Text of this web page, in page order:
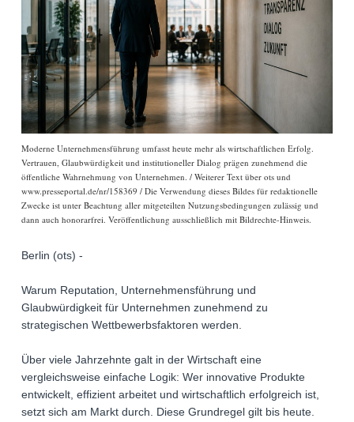
Moderne Unternehmensführung umfasst heute mehr als wirtschaftlichen Erfolg.
Vertrauen, Glaubwürdigkeit und institutioneller Dialog prägen zunehmend die
öffentliche Wahrnehmung von Unternehmen. / Weiterer Text über ots und
www.presseportal.de/nr/158369 / Die Verwendung dieses Bildes für redaktionelle
Zwecke ist unter Beachtung aller mitgeteilten Nutzungsbedingungen zulässig und
dann auch honorarfrei. Veröffentlichung ausschließlich mit Bildrechte-Hinweis.
Berlin (ots) -
Warum Reputation, Unternehmensführung und
Glaubwürdigkeit für Unternehmen zunehmend zu
strategischen Wettbewerbsfaktoren werden.
Über viele Jahrzehnte galt in der Wirtschaft eine
vergleichsweise einfache Logik: Wer innovative Produkte
entwickelt, effizient arbeitet und wirtschaftlich erfolgreich ist,
setzt sich am Markt durch. Diese Grundregel gilt bis heute.